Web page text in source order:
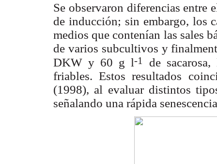
Se observaron diferencias entre
de inducción; sin embargo, los
medios que contenían las sales
de varios subcultivos y
DKW y 60 g l-1
de
friables. Estos resultados
(1998), al evaluar distintos
señalando una rápida